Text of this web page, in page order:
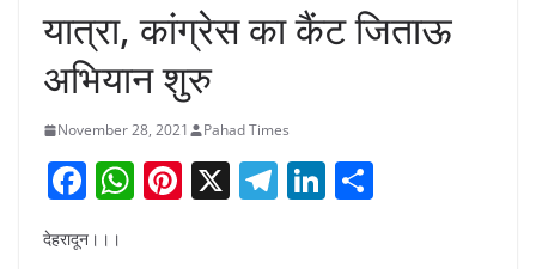
यात्रा, कांग्रेस का कैंट जिताऊ
अभियान शुरु
November 28, 2021 Pahad Times
F
c
W Pi X T Li
देहरादून।।।